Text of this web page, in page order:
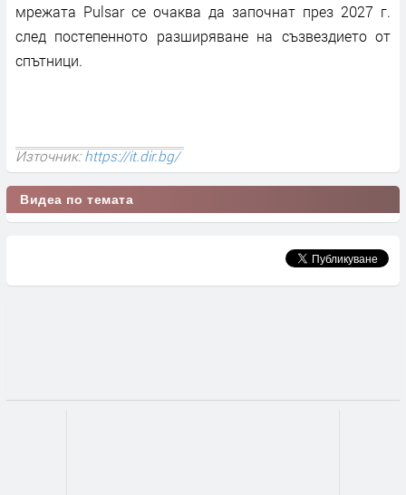
мрежата Pulsar се очаква да започнат през 2027 г.
след постепенното разширяване на съзвездието от
спътници.
Източник:https://it.dir.bg/
Видеа по темата